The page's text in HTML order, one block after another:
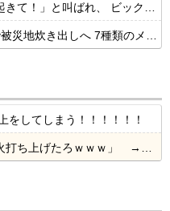
した所で目を覚まして水槽を見たら・・・【再】
7種類のメニューも公開 大量物資とともに
をしてしまう！！！！！！
→ サンルーフが閉まっていて無事車内に発射